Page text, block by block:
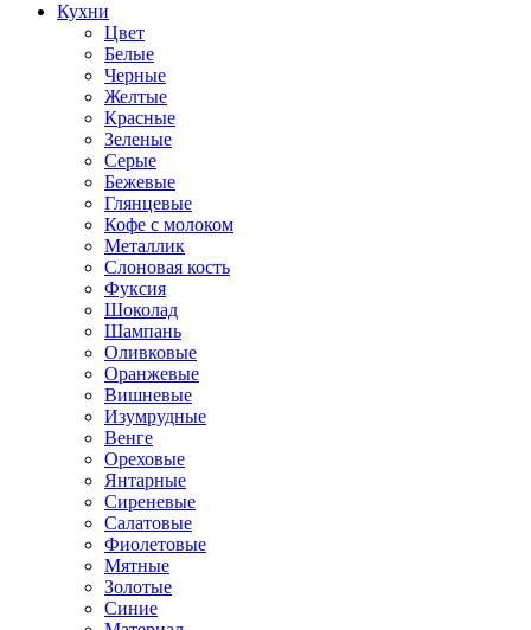
Кухни
Цвет
Белые
Черные
Желтые
Красные
Зеленые
Серые
Бежевые
Глянцевые
Кофе с молоком
Металлик
Слоновая кость
Фуксия
Шоколад
Шампань
Оливковые
Оранжевые
Вишневые
Изумрудные
Венге
Ореховые
Янтарные
Сиреневые
Салатовые
Фиолетовые
Мятные
Золотые
Синие